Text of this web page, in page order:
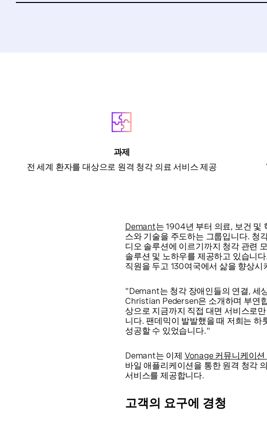
과제
전 세계 환자를 대상으로 원격 청각 의료 서비스 제공
Demant는 1904년 부터 의료, 보건 및
스와 기술을 주도하는 그룹입니다. 청
디오 솔루션에 이르기까지 청각 관련
솔루션 및 노하우를 제공하고 있습니
직원을 두고 130여국에서 삶을 향상
"Demant는 청각 장애인들의 연결, 세
Christian Pedersen은 소개하며 부연
상으로 지금까지 직접 대면 서비스로
니다. 팬데믹이 발발했을 때 저희는
성공할 수 있었습니다."
Demant는 이제 Vonage 커뮤니케이션
바일 애플리케이션을 통한 원격 청각
서비스를 제공합니다.
고객의 요구에 경청